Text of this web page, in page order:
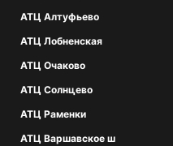
АТЦ Алтуфьево
АТЦ Лобненская
АТЦ Очаково
АТЦ Солнцево
АТЦ Раменки
АТЦ Варшавское ш